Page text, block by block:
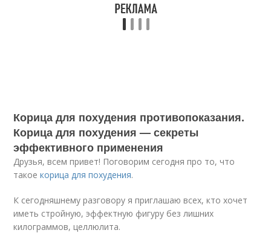
Корица для похудения противопоказания.
Корица для похудения — секреты
эффективного применения
Друзья, всем привет! Поговорим сегодня про то, что
такоекорица для похудения.
К сегодняшнему разговору я приглашаю всех, кто хочет
иметь стройную, эффектную фигуру без лишних
килограммов, целлюлита.